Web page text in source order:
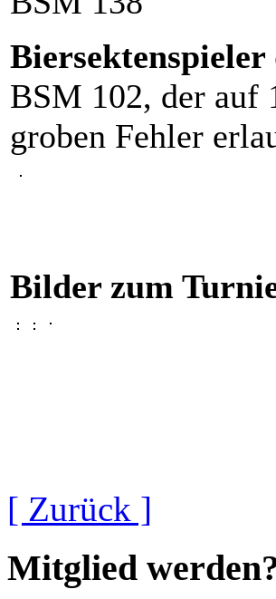
BSM 102, der auf
groben Fehler
Bilder zum
[ Zurück ]
Mitglied